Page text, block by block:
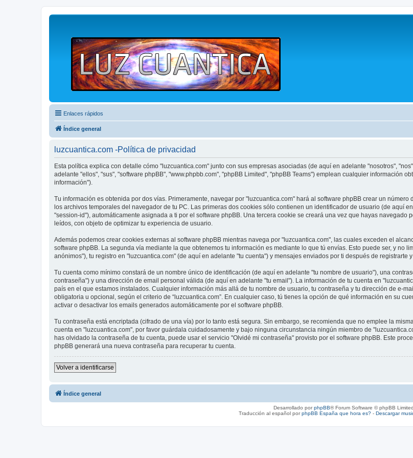
Enlaces rápidos
Índice general
luzcuantica.com -Política de privacidad
Esta política explica con detalle cómo "luzcuantica.com" junto con sus empresas asociadas (de aquí en adelante "nosotros",
adelante "ellos", "sus", "software phpBB", "www.phpbb.com", "phpBB Limited", "phpBB Teams") emplean cualquier información
información").
Tu información es obtenida por dos vías. Primeramente, navegar por "luzcuantica.com" hará al software phpBB crear un
los archivos temporales del navegador de tu PC. Las primeras dos cookies sólo contienen un identificador de usuario (de aquí
"session-id"), automáticamente asignada a ti por el software phpBB. Una tercera cookie se creará una vez que hayas
leídos, con objeto de optimizar tu experiencia de usuario.
Además podemos crear cookies externas al software phpBB mientras navega por "luzcuantica.com", las cuales exceden el
software phpBB. La segunda vía mediante la que obtenemos tu información es mediante lo que tú envías. Esto puede ser, y no
anónimos"), tu registro en "luzcuantica.com" (de aquí en adelante "tu cuenta") y mensajes enviados por ti después de
Tu cuenta como mínimo constará de un nombre único de identificación (de aquí en adelante "tu nombre de usuario"), una
contraseña") y una dirección de email personal válida (de aquí en adelante "tu email"). La información de tu cuenta en
país en el que estamos instalados. Cualquier información más allá de tu nombre de usuario, tu contraseña y tu dirección de e-
obligatoria u opcional, según el criterio de “luzcuantica.com”. En cualquier caso, tú tienes la opción de qué información en su
activar o desactivar los emails generados automáticamente por el software phpBB.
Tu contraseña está encriptada (cifrado de una vía) por lo tanto está segura. Sin embargo, se recomienda que no emplee la
cuenta en "luzcuantica.com", por favor guárdala cuidadosamente y bajo ninguna circunstancia ningún miembro de
has olvidado la contraseña de tu cuenta, puede usar el servicio "Olvidé mi contraseña" provisto por el software phpBB. Este
phpBB generará una nueva contraseña para recuperar tu cuenta.
Volver a identificarse
Índice general
Desarrollado porphpBB® Forum Software © phpBB Limited
Traducción al español porphpBB España que hora es?- Descargar